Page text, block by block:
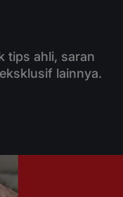
tips ahli, saran
lainnya.